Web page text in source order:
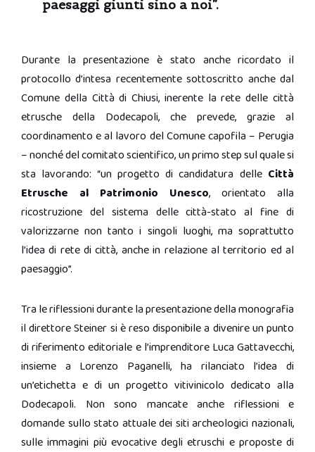
paesaggi giunti sino a noi”.
Durante la presentazione è stato anche ricordato il
protocollo d’intesa recentemente sottoscritto anche dal
Comune della Città di Chiusi, inerente la rete delle città
etrusche della Dodecapoli, che prevede, grazie al
coordinamento e al lavoro del Comune capofila – Perugia
– nonché del comitato scientifico, un primostepsul quale si
sta lavorando: “un progetto di candidatura delle Città
Etrusche al Patrimonio Unesco, orientato alla
ricostruzione del sistema delle città-stato al fine di
valorizzarne non tanto i singoli luoghi, ma soprattutto
l’idea di rete di città, anche in relazione al territorio ed al
paesaggio”.
Tra le riflessioni durante la presentazione della monografia
il direttore Steiner si è reso disponibile a divenire un punto
di riferimento editoriale e l’imprenditore Luca Gattavecchi,
insieme a Lorenzo Paganelli, ha rilanciato l’idea di
un’etichetta e di un progetto vitivinicolo dedicato alla
Dodecapoli. Non sono mancate anche riflessioni e
domande sullo stato attuale dei siti archeologici nazionali,
sulle immagini più evocative degli etruschi e proposte di